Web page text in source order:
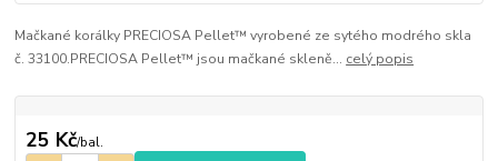
Mačkané korálky PRECIOSA Pellet™ vyrobené ze sytého modrého skla
č. 33100.PRECIOSA Pellet™ jsou mačkané skleně... celý popis
25 Kč/bal.